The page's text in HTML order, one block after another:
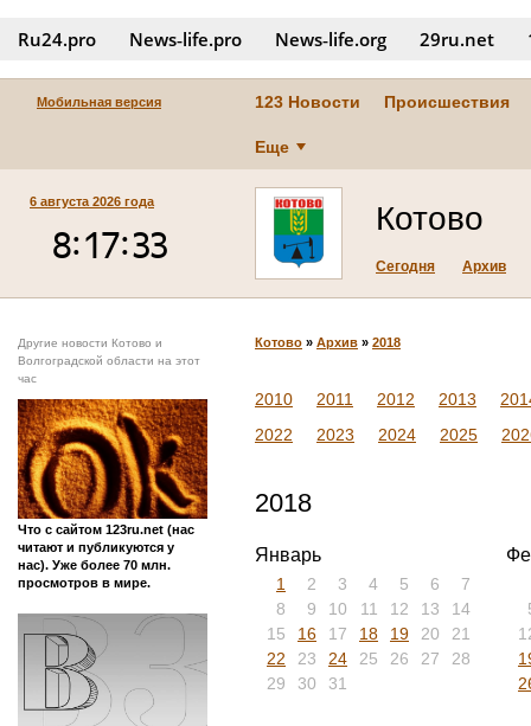
Ru24.pro News‑life.pro News‑life.org 29ru.net
Мобильная версия 123 Новости Происшествия
Еще
6 августа 2026 года Котово
Сегодня Архив
Другие новости Котово и
Волгоградской области на этот
час
Что с сайтом 123ru.net (нас
читают и публикуются у
нас). Уже более 70 млн.
просмотров в мире.
Котово » Архив » 2018
2010 2011 2012 2013
2022
2023 2024 2025
2018
Январь
1 2 3 4 5 6
7
8
9 10 11 12 13
14
15
16 17 18 19 20
21
22
23 24 25 26 27
28
29
30 31